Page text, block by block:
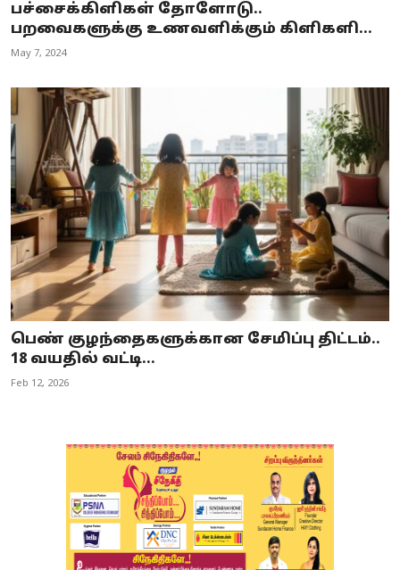
பச்சைக்கிளிகள் தோளோடு..
பறவைகளுக்கு உணவளிக்கும் கிளிகளி...
May 7, 2024
பெண் குழந்தைகளுக்கான சேமிப்பு திட்டம்..
18 வயதில் வட்டி...
Feb 12, 2026